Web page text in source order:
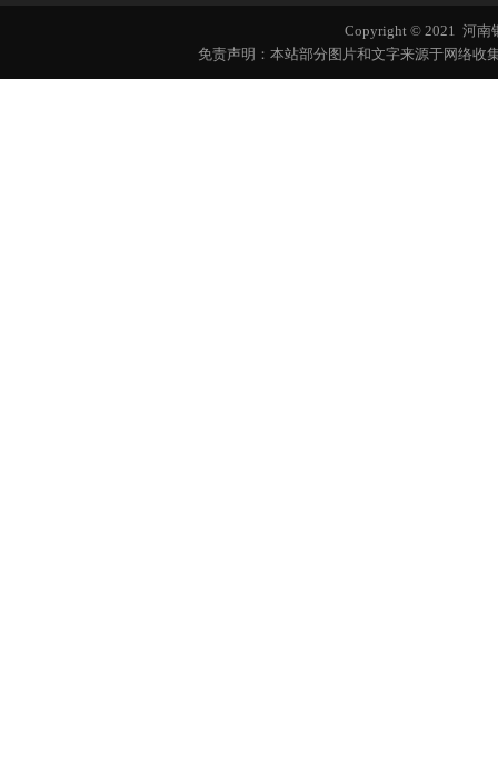
Copyright © 2021 河
免责声明：本站部分图片和文字来源于网络收